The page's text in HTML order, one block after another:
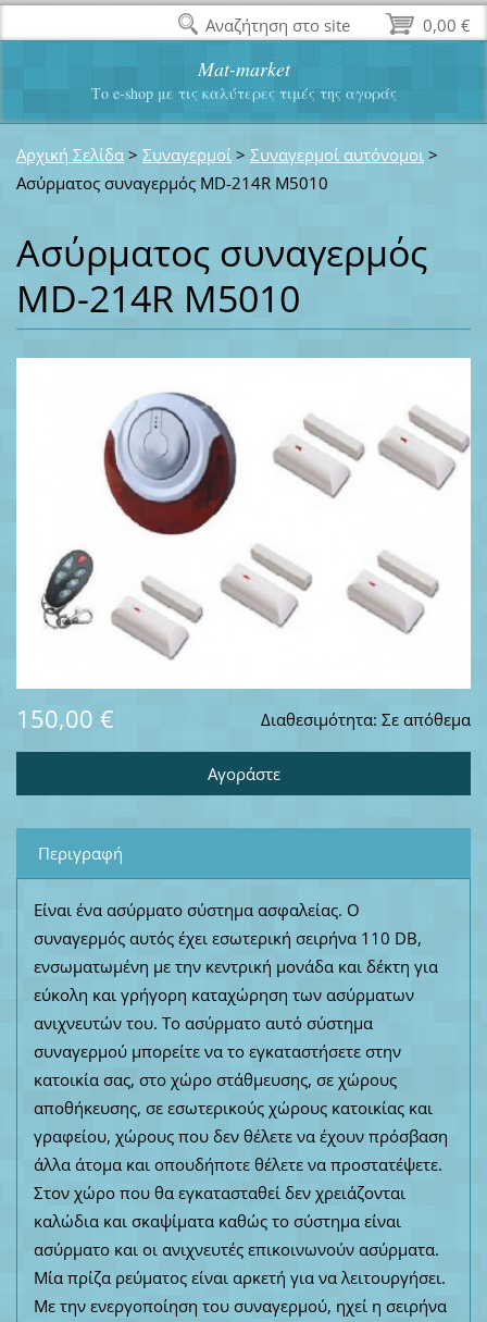
Mat-market
Το e-shop με τις καλύτερες τιμές της αγοράς
Αρχική Σελίδα > Συναγερμοί > Συναγερμοί αυτόνομοι >
Ασύρματος συναγερμός MD-214R M5010
Ασύρματος συναγερμός
MD-214R M5010
Διαθεσιμότητα: Σε απόθεμα
150,00 €
Περιγραφή
Είναι ένα ασύρματο σύστημα ασφαλείας. Ο
συναγερμός αυτός έχει εσωτερική σειρήνα 110 DB,
ενσωματωμένη με την κεντρική μονάδα και δέκτη για
εύκολη και γρήγορη καταχώρηση των ασύρματων
ανιχνευτών του. Το ασύρματο αυτό σύστημα
συναγερμού μπορείτε να το εγκαταστήσετε στην
κατοικία σας, στο χώρο στάθμευσης, σε χώρους
αποθήκευσης, σε εσωτερικούς χώρους κατοικίας και
γραφείου, χώρους που δεν θέλετε να έχουν πρόσβαση
άλλα άτομα και οπουδήποτε θέλετε να προστατέψετε.
Στον χώρο που θα εγκατασταθεί δεν χρειάζονται
καλώδια και σκαψίματα καθώς το σύστημα είναι
ασύρματο και οι ανιχνευτές επικοινωνούν ασύρματα.
Μία πρίζα ρεύματος είναι αρκετή για να λειτουργήσει.
Με την ενεργοποίηση του συναγερμού, ηχεί η σειρήνα
0,00 €
Αναζήτηση στο site